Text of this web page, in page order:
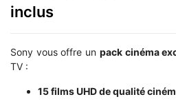
inclus
Sony vous offre un pack cinéma
TV :
15 films UHD de qualité